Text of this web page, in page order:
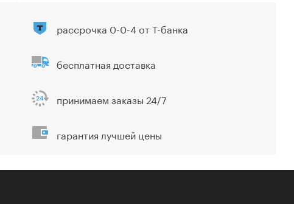
рассрочка 0-0-4 от Т-банка
бесплатная доставка
принимаем заказы 24/7
гарантия лучшей цены